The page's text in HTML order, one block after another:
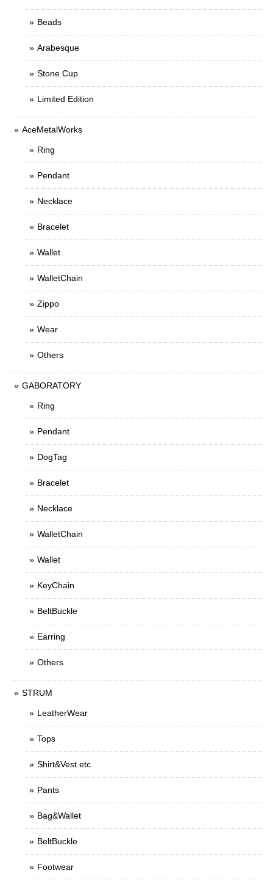
Beads
Arabesque
Stone Cup
Limited Edition
AceMetalWorks
Ring
Pendant
Necklace
Bracelet
Wallet
WalletChain
Zippo
Wear
Others
GABORATORY
Ring
Pendant
DogTag
Bracelet
Necklace
WalletChain
Wallet
KeyChain
BeltBuckle
Earring
Others
STRUM
LeatherWear
Tops
Shirt&Vest etc
Pants
Bag&Wallet
BeltBuckle
Footwear